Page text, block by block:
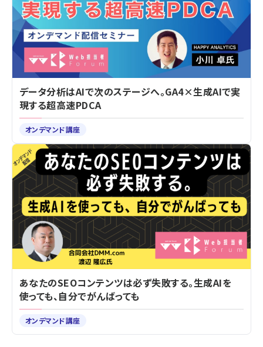
データ分析はAIで次のステージへ。GA4×生成AIで実
現する超高速PDCA
オンデマンド講座
あなたのSEOコンテンツは必ず失敗する。生成AIを
使っても、自分でがんばっても
オンデマンド講座